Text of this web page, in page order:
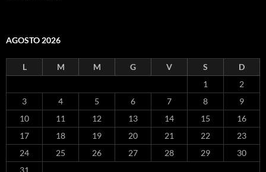
AGOSTO 2026
L M M G V S
D
1
2
3
4 5 6 7 8
9
10
11 12 13 14 15
16
17
18 19 20 21 22
23
24
25 26 27 28 29
30